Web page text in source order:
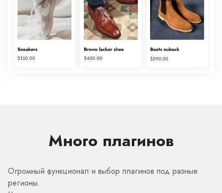
Много плагинов
Огромный функционал и выбор плагинов под разные
регионы.